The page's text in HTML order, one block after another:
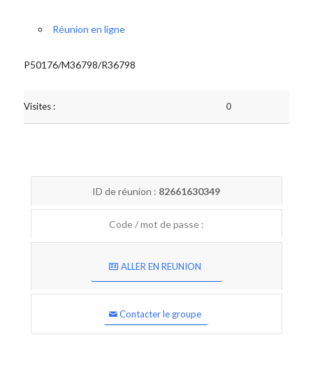
Réunion en ligne
P50176/M36798/R36798
Visites : 0
ID de réunion : 82661630349
Code / mot de passe :
ALLER EN REUNION
Contacter le groupe